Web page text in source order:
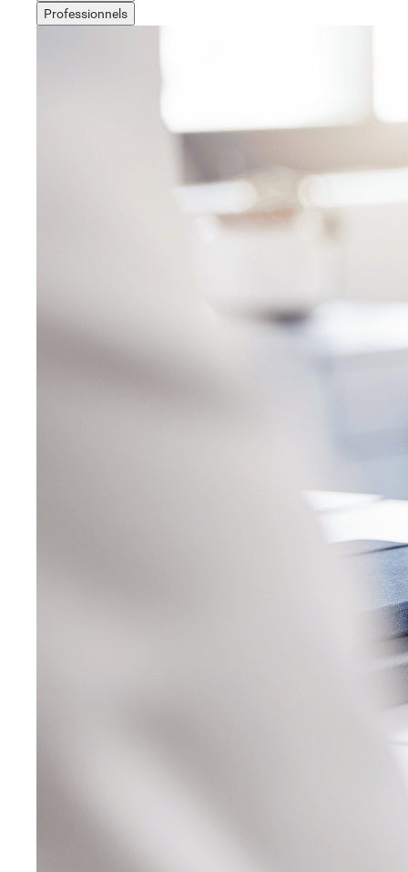
Professionnels